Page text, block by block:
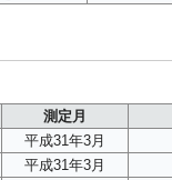
測定月
平成31年3月
平成31年3月